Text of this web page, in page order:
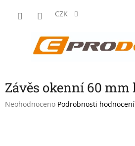
CZK
Závěs okenní 60 mm
Průměrné
Neohodnoceno Podrobnosti hodnocení